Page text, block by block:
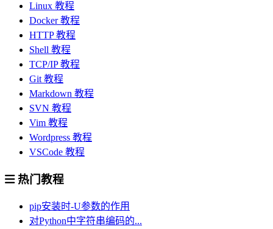
Linux 教程
Docker 教程
HTTP 教程
Shell 教程
TCP/IP 教程
Git 教程
Markdown 教程
SVN 教程
Vim 教程
Wordpress 教程
VSCode 教程
热门教程
pip安装时-U参数的作用
对Python中字符串编码的...